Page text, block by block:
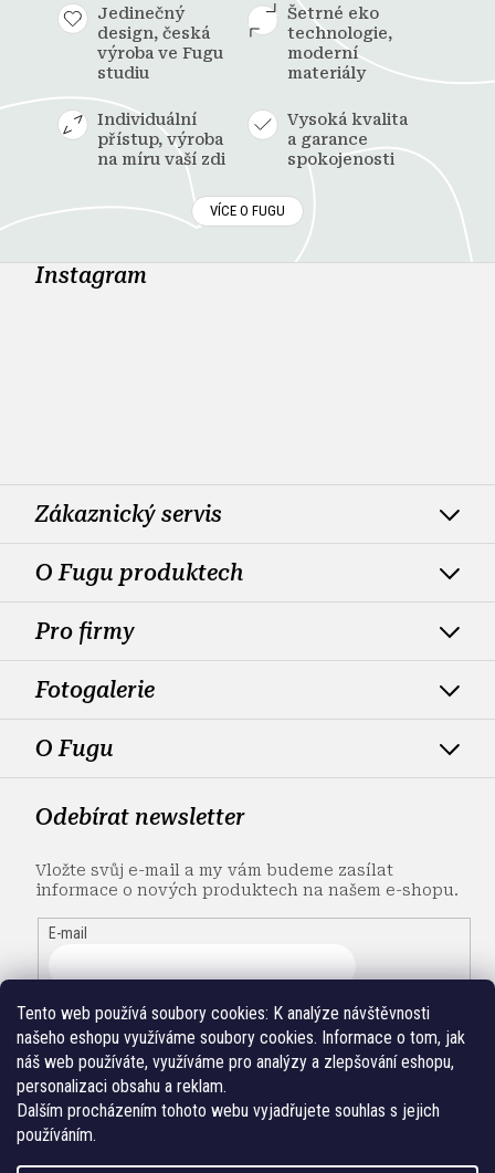
Tento web používá soubory cookies: K analýze návštěvnosti
našeho eshopu využíváme soubory cookies. Informace o tom, jak
náš web používáte, využíváme pro analýzy a zlepšování eshopu,
personalizaci obsahu a reklam.
Dalším procházením tohoto webu vyjadřujete souhlas s jejich
používáním.
Jedinečný
design, česká
výroba ve Fugu
studiu
Šetrné eko
technologie,
moderní
materiály
Individuální
přístup, výroba
na míru vaší zdi
Vysoká kvalita
a garance
spokojenosti
VÍCE O FUGU
Instagram
Zákaznický servis
O Fugu produktech
Pro firmy
Fotogalerie
O Fugu
Odebírat newsletter
Vložte svůj e-mail a my vám budeme zasílat
informace o nových produktech na našem e-shopu.
E-mail